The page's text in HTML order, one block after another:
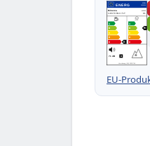
ENERG EPREL
1000000
Minerva MF212
145/70 R13 71T C1
A
B
C
D
E
E
A
B
B
C
D
E
71 dB B
Verordnung (EU) 2020/740
EU-